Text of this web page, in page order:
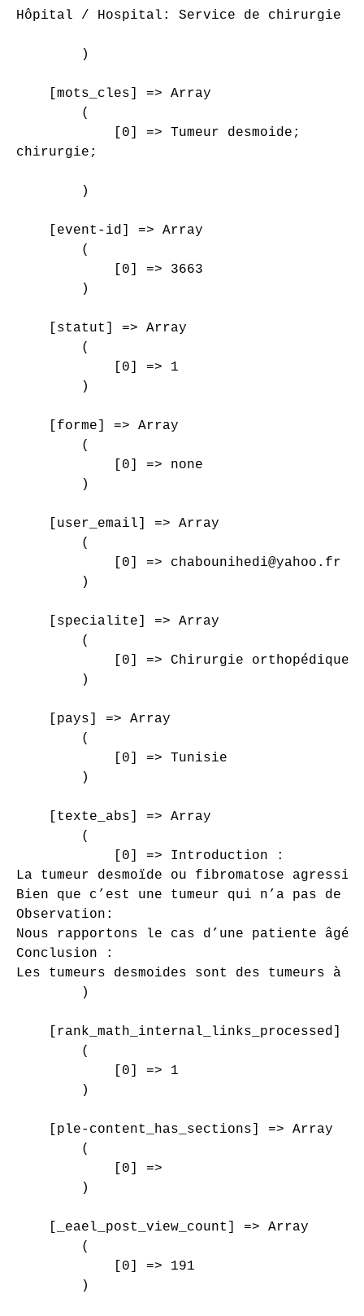
Hôpital / Hospital: Service de chirurgie
        )
    [mots_cles] => Array
        (
            [0] => Tumeur desmoide;
chirurgie;
        )
    [event-id] => Array
        (
            [0] => 3663
        )
    [statut] => Array
        (
            [0] => 1
        )
    [forme] => Array
        (
            [0] => none
        )
    [user_email] => Array
        (
            [0] => chabounihedi@yahoo.fr
        )
    [specialite] => Array
        (
[0] => Chirurgie orthopédique
        )
    [pays] => Array
        (
            [0] => Tunisie
        )
    [texte_abs] => Array
        (
            [0] => Introduction :
La tumeur desmoïde ou fibromatose
Bien que c’est une tumeur qui n’a pas
Observation:
Nous rapportons le cas d’une patiente
Conclusion :
Les tumeurs desmoides sont des
        )
[rank_math_internal_links_processed]
        (
            [0] => 1
        )
    [ple-content_has_sections] => Array
        (
            [0] =>
        )
    [_eael_post_view_count] => Array
        (
            [0] => 191
        )